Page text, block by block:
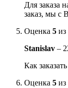
Для заказа
заказ, мы с
Оценка 5 из
Stanislav –
Как
Оценка 5 из